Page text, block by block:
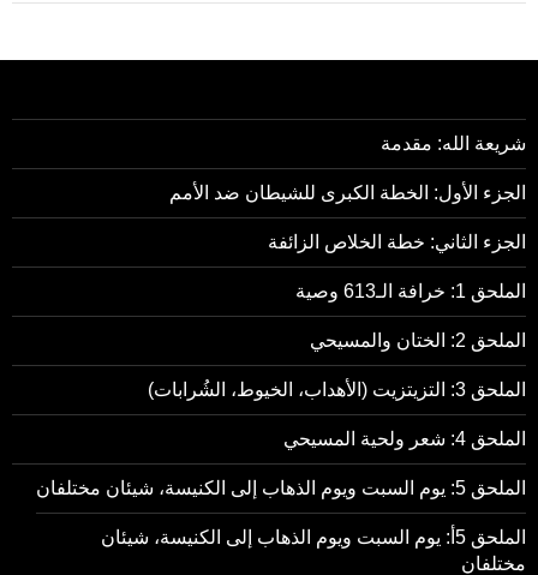
شريعة الله: مقدمة
الجزء الأول: الخطة الكبرى للشيطان ضد الأمم
الجزء الثاني: خطة الخلاص الزائفة
الملحق 1: خرافة الـ613 وصية
الملحق 2: الختان والمسيحي
الملحق 3: التزيتزيت (الأهداب، الخيوط، الشُرابات)
الملحق 4: شعر ولحية المسيحي
الملحق 5: يوم السبت ويوم الذهاب إلى الكنيسة، شيئان مختلفان
الملحق 5أ: يوم السبت ويوم الذهاب إلى الكنيسة، شيئان
مختلفان